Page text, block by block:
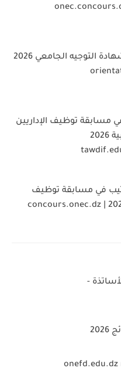
استخراج شهادة التوجيه الجامعي 2026
توظيف الإداريين
بقطاع التربية 2026
في مسابقة توظيف
-